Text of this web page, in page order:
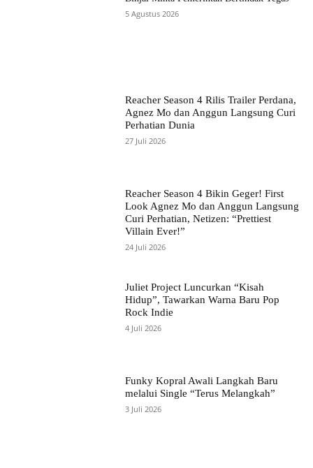
5 Agustus 2026
Reacher Season 4 Rilis Trailer Perdana,
Agnez Mo dan Anggun Langsung Curi
Perhatian Dunia
27 Juli 2026
Reacher Season 4 Bikin Geger! First
Look Agnez Mo dan Anggun Langsung
Curi Perhatian, Netizen: “Prettiest
Villain Ever!”
24 Juli 2026
Juliet Project Luncurkan “Kisah
Hidup”, Tawarkan Warna Baru Pop
Rock Indie
4 Juli 2026
Funky Kopral Awali Langkah Baru
melalui Single “Terus Melangkah”
3 Juli 2026